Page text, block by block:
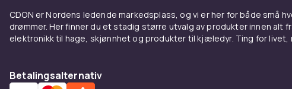
CDON er Nordens ledende markedsplass, og vi er her for både små
drømmer. Her finner du et stadig større utvalg av produkter innen alt
elektronikk til hage, skjønnhet og produkter til kjæledyr. Ting for
Betalingsalternativ